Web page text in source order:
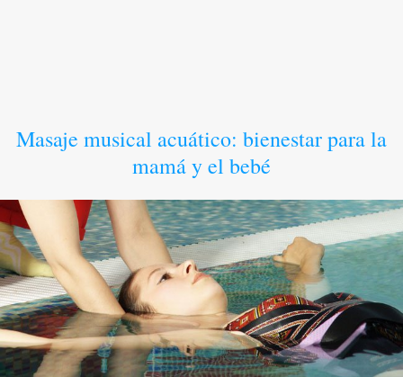
Masaje musical acuático: bienestar para la
mamá y el bebé